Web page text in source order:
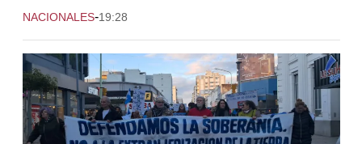
NACIONALES-19:28